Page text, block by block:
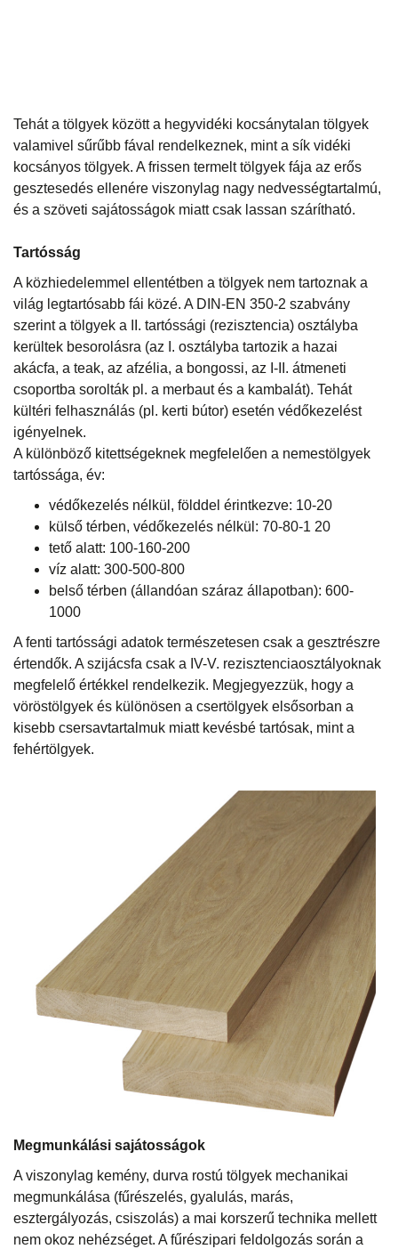
Tehát a tölgyek között a hegyvidéki kocsánytalan tölgyek
valamivel sűrűbb fával rendelkeznek, mint a sík vidéki
kocsányos tölgyek. A frissen termelt tölgyek fája az erős
gesztesedés ellenére viszonylag nagy nedvességtartalmú,
és a szöveti sajátosságok miatt csak lassan szárítható.
Tartósság
A közhiedelemmel ellentétben a tölgyek nem tartoznak a
világ legtartósabb fái közé. A DIN-EN 350-2 szabvány
szerint a tölgyek a II. tartóssági (rezisztencia) osztályba
kerültek besorolásra (az I. osztályba tartozik a hazai
akácfa, a teak, az afzélia, a bongossi, az I-II. átmeneti
csoportba sorolták pl. a merbaut és a kambalát). Tehát
kültéri felhasználás (pl. kerti bútor) esetén védőkezelést
igényelnek.
A különböző kitettségeknek megfelelően a nemestölgyek
tartóssága, év:
védőkezelés nélkül, földdel érintkezve: 10-20
külső térben, védőkezelés nélkül: 70-80-1 20
tető alatt: 100-160-200
víz alatt: 300-500-800
belső térben (állandóan száraz állapotban): 600-
1000
A fenti tartóssági adatok természetesen csak a gesztrészre
értendők. A szijácsfa csak a IV-V. rezisztenciaosztályoknak
megfelelő értékkel rendelkezik. Megjegyezzük, hogy a
vöröstölgyek és különösen a csertölgyek elsősorban a
kisebb csersavtartalmuk miatt kevésbé tartósak, mint a
fehértölgyek.
Megmunkálási sajátosságok
A viszonylag kemény, durva rostú tölgyek mechanikai
megmunkálása (fűrészelés, gyalulás, marás,
esztergályozás, csiszolás) a mai korszerű technika mellett
nem okoz nehézséget. A fűrészipari feldolgozás során a